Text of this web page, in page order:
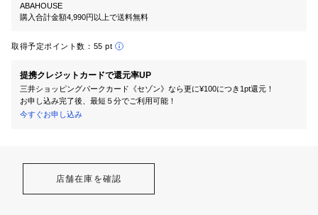
ABAHOUSE
購入合計金額4,990円以上で送料無料
取得予定ポイント数： 55 pt
提携クレジットカードで還元率UP
三井ショッピングパークカード《セゾン》なら更に¥100につき1pt還元！
お申し込み完了後、最短５分でご利用可能！
今すぐお申し込み
店舗在庫を確認